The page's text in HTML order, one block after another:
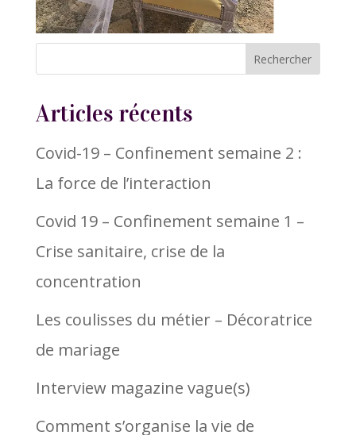
Articles récents
Covid-19 – Confinement semaine 2 :
La force de l’interaction
Covid 19 – Confinement semaine 1 –
Crise sanitaire, crise de la
concentration
Les coulisses du métier – Décoratrice
de mariage
Interview magazine vague(s)
Comment s’organise la vie de